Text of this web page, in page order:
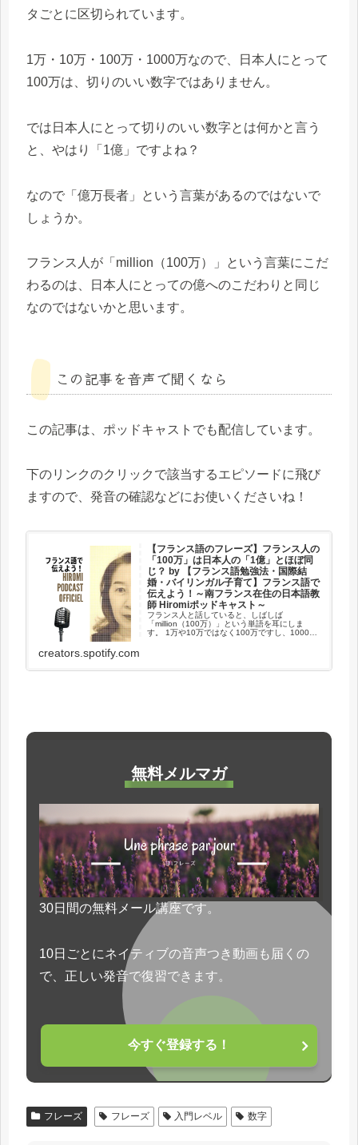
タごとに区切られています。
1万・10万・100万・1000万なので、日本人にとって
100万は、切りのいい数字ではありません。
では日本人にとって切りのいい数字とは何かと言う
と、やはり「1億」ですよね？
なので「億万長者」という言葉があるのではないで
しょうか。
フランス人が「million（100万）」という言葉にこだ
わるのは、日本人にとっての億へのこだわりと同じ
なのではないかと思います。
この記事を音声で聞くなら
この記事は、ポッドキャストでも配信しています。
下のリンクのクリックで該当するエピソードに飛び
ますので、発音の確認などにお使いくださいね！
【フランス語のフレーズ】フランス人の
「100万」は日本人の「1億」とほぼ同
じ？ by 【フランス語勉強法・国際結
婚・バイリンガル子育て】フランス語で
伝えよう！～南フランス在住の日本語教
師 Hiromiポッドキャスト～
フランス人と話していると、しばしば
「million（100万）」という単語を耳にしま
す。 1万や10万ではなく100万ですし、1000万
creators.spotify.com
無料メルマガ
30日間の無料メール講座です。
10日ごとにネイティブの音声つき動画も届くの
で、正しい発音で復習できます。
今すぐ登録する！
フレーズ フレーズ 入門レベル 数字